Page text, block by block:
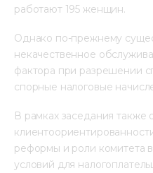
работают 195 женщин.
Однако по-прежнему
некачественное
фактора при разрешении
спорные налоговые
В рамках заседания также
реформы и роли комитета
условий для